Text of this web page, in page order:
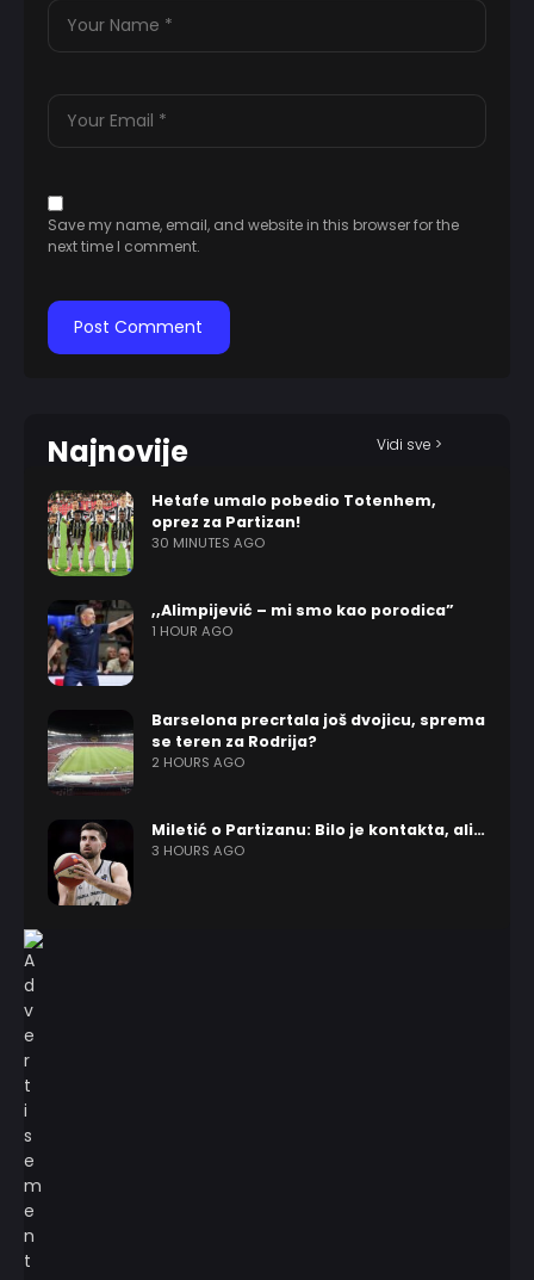
Save my name, email, and website in this browser for the
next time I comment.
Najnovije Vidi sve >
Hetafe umalo pobedio Totenhem,
oprez za Partizan!
30 MINUTES AGO
,,Alimpijević – mi smo kao porodica”
1 HOUR AGO
Barselona precrtala još dvojicu, sprema
se teren za Rodrija?
2 HOURS AGO
Miletić o Partizanu: Bilo je kontakta, ali…
3 HOURS AGO